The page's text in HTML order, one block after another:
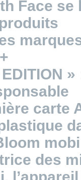
Face se
carte
des